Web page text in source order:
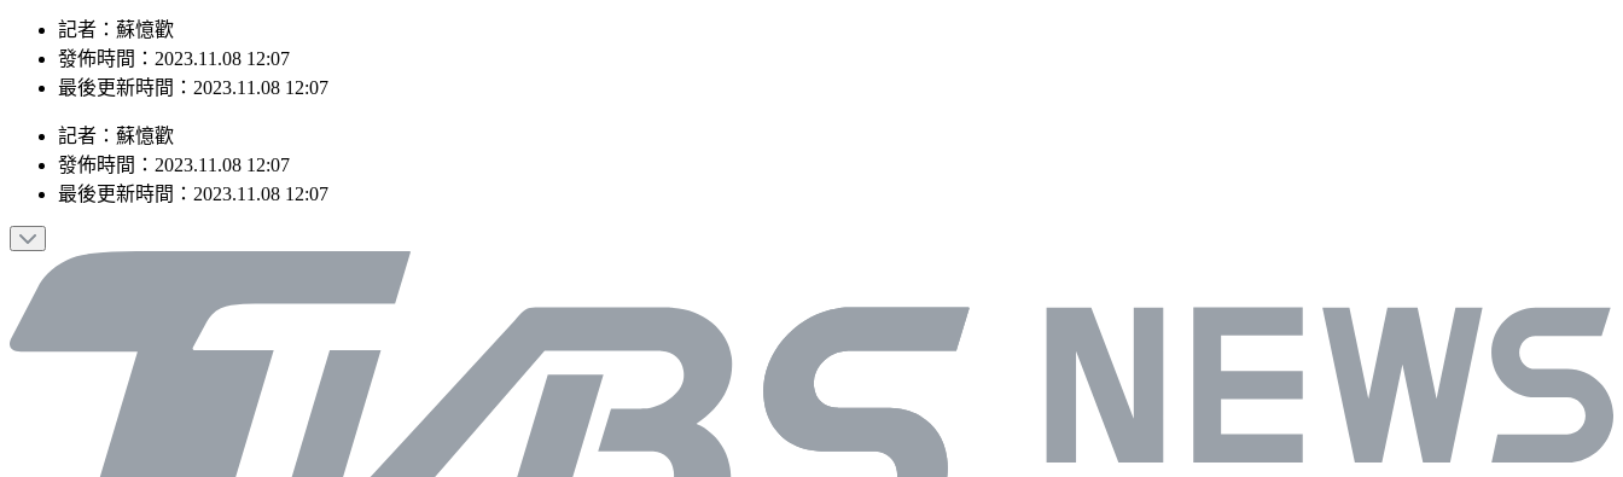
記者：蘇憶歡
發佈時間：2023.11.08 12:07
最後更新時間：2023.11.08 12:07
記者 ： 蘇憶歡
發佈時間： 2023.11.08 12:07
最後更新時間： 2023.11.08 12:07